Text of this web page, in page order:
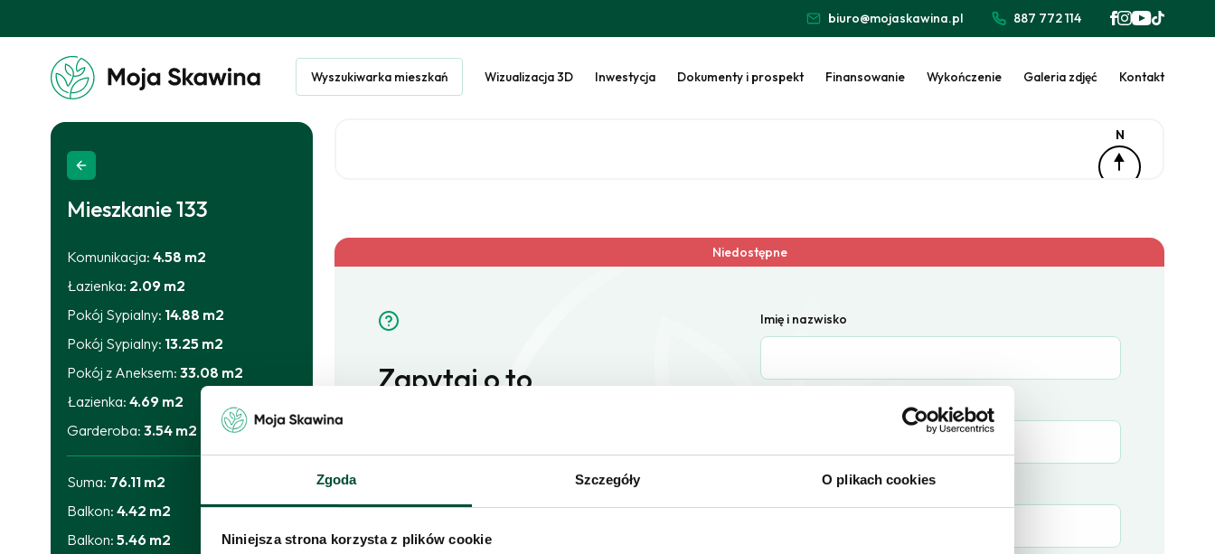
Zgoda Szczegóły O plikach cookies
Niniejsza strona korzysta z plików cookie
biuro@mojaskawina.pl 887 772 114
Wyszukiwarka mieszkań Wizualizacja 3D Inwestycja Dokumenty i prospekt Finansowanie Wykończenie Galeria zdjęć Kontakt
Mieszkanie133
Komunikacja:4.58 m2
Łazienka: 2.09 m2
Pokój Sypialny: 14.88 m2
Pokój Sypialny: 13.25 m2
Pokój z Aneksem:33.08 m2
Łazienka:4.69 m2
Garderoba:3.54 m2
Suma: 76.11 m2
Balkon:4.42 m2
Balkon:5.46 m2
N
Niedostępne
Zapytaj o to
prośbę o kontakt w sprawie tego mieszkania.
Skontaktujemy się
Imię i nazwisko
Telefon (opcjonalne)